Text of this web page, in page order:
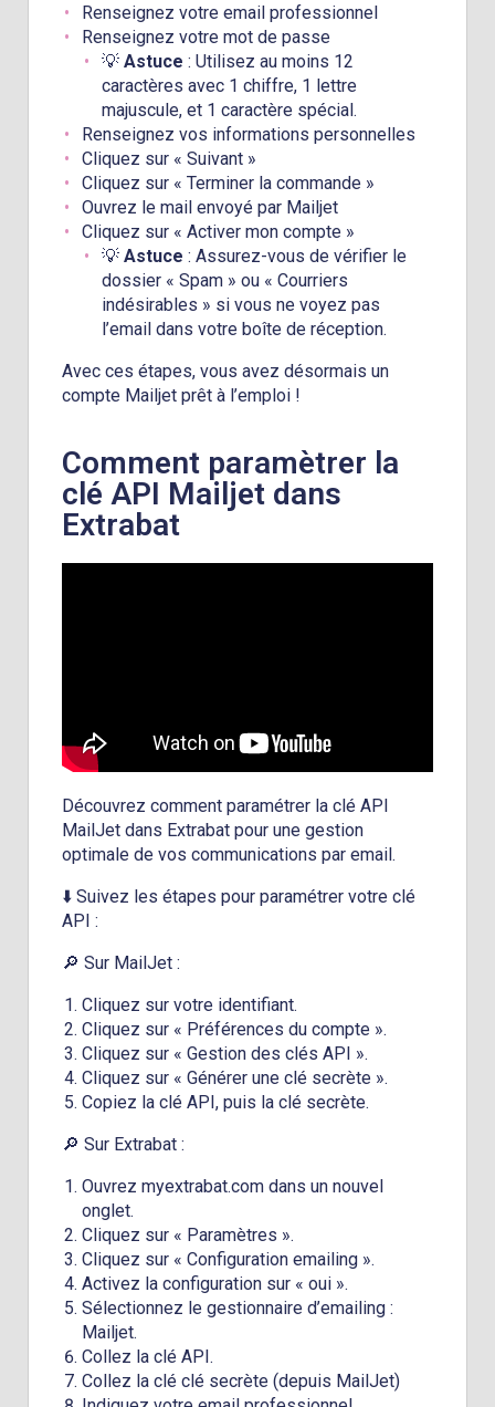
Renseignez votre email professionnel
Renseignez votre mot de passe
💡 Astuce : Utilisez au moins 12
caractères avec 1 chiffre, 1 lettre
majuscule, et 1 caractère spécial.
Renseignez vos informations personnelles
Cliquez sur « Suivant »
Cliquez sur « Terminer la commande »
Ouvrez le mail envoyé par Mailjet
Cliquez sur « Activer mon compte »
💡 Astuce : Assurez-vous de vérifier le
dossier « Spam » ou « Courriers
indésirables » si vous ne voyez pas
l’email dans votre boîte de réception.
Avec ces étapes, vous avez désormais un
compte Mailjet prêt à l’emploi !
Comment paramètrer la
clé API Mailjet dans
Extrabat
Découvrez comment paramétrer la clé API
MailJet dans Extrabat pour une gestion
optimale de vos communications par email.
⬇️ Suivez les étapes pour paramétrer votre clé
API :
🔎 Sur MailJet :
Cliquez sur votre identifiant.
Cliquez sur « Préférences du compte ».
Cliquez sur « Gestion des clés API ».
Cliquez sur « Générer une clé secrète ».
Copiez la clé API, puis la clé secrète.
🔎 Sur Extrabat :
Ouvrez myextrabat.com dans un nouvel
onglet.
Cliquez sur « Paramètres ».
Cliquez sur « Configuration emailing ».
Activez la configuration sur « oui ».
Sélectionnez le gestionnaire d’emailing :
Mailjet.
Collez la clé API.
Collez la clé clé secrète (depuis MailJet)